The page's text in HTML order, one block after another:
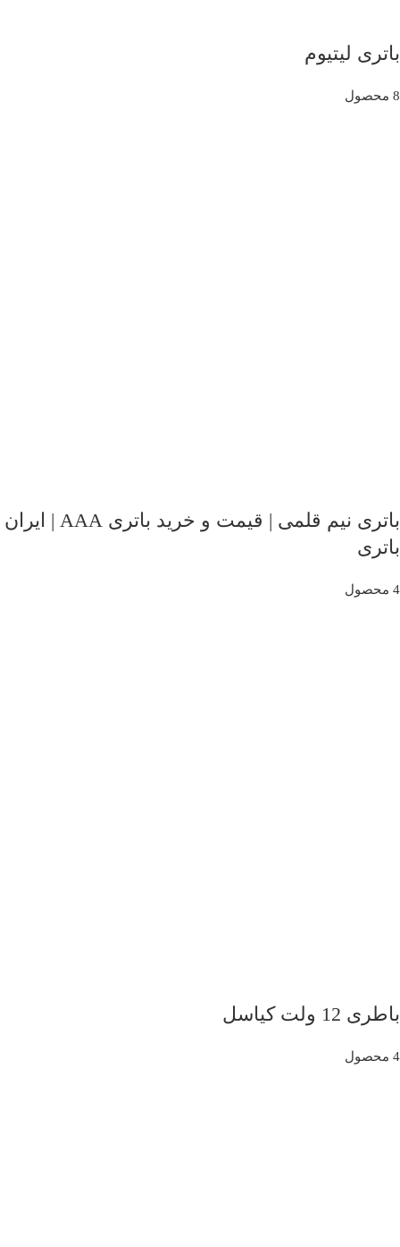
باتری لیتیوم
8 محصول
باتری نیم قلمی | قیمت و خرید باتری AAA | ایران
باتری
4 محصول
باطری 12 ولت کیاسل
4 محصول